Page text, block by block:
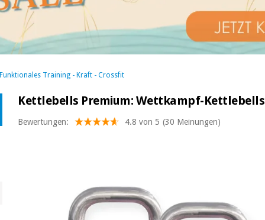
Funktionales Training - Kraft - Crossfit
Kettlebells Premium: Wettkampf-Kettlebells
Bewertungen: 4.8 von 5 (30 Meinungen)